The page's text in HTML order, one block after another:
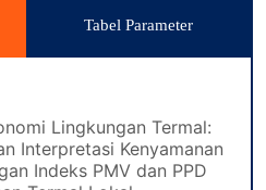
Tabel Parameter